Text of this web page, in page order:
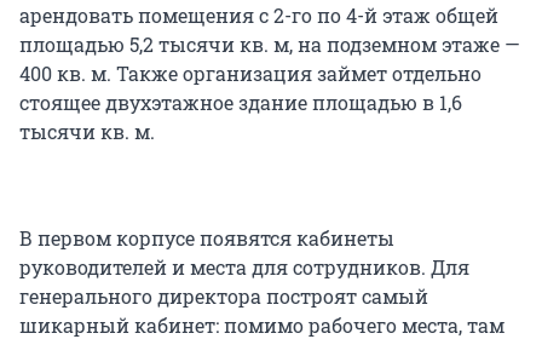
арендовать помещения с 2-го по 4-й этаж общей
площадью 5,2 тысячи кв. м, на подземном этаже —
400 кв. м. Также организация займет отдельно
стоящее двухэтажное здание площадью в 1,6
тысячи кв. м.
В первом корпусе появятся кабинеты
руководителей и места для сотрудников. Для
генерального директора построят самый
шикарный кабинет: помимо рабочего места, там